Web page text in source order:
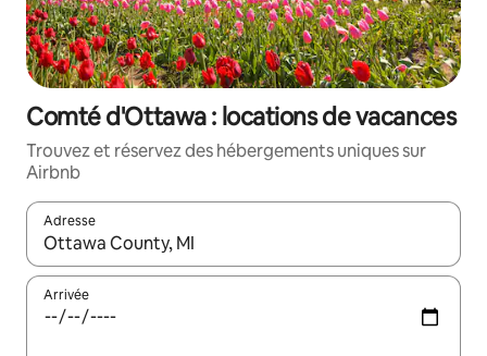
Comté d'Ottawa : locations de vacances
Trouvez et réservez des hébergements uniques sur
Airbnb
Adresse
Lorsque les résultats s'affichent, utilisez les flèches vers le
Arrivée